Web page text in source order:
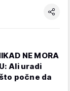
NE MORA
Ali uradi
počne da